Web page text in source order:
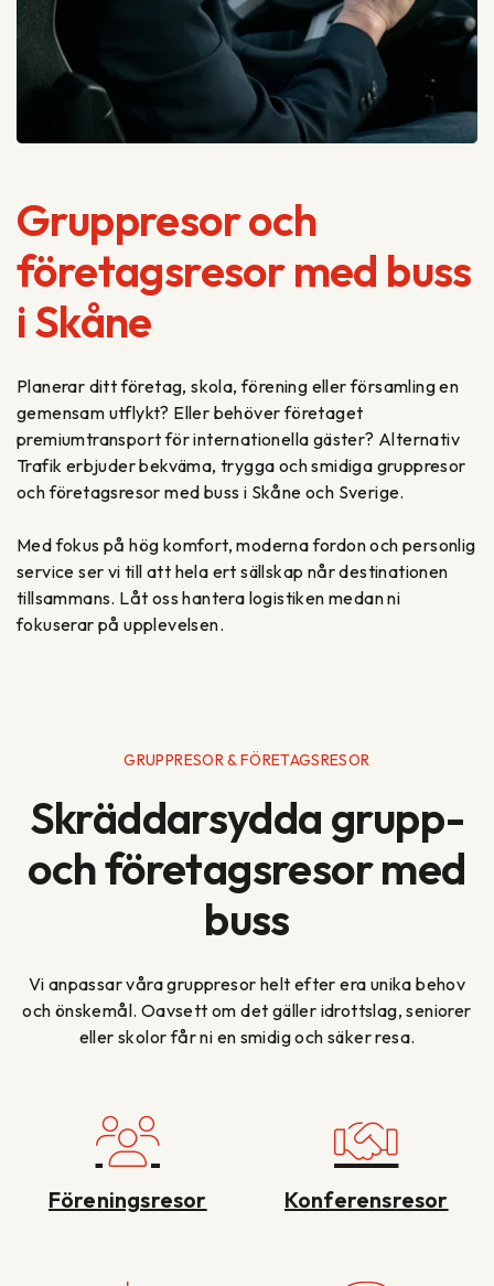
Gruppresor och
företagsresor med buss
i Skåne
Planerar ditt företag, skola, förening eller församling en
gemensam utflykt? Eller behöver företaget
premiumtransport för internationella gäster? Alternativ
Trafik erbjuder bekväma, trygga och smidiga gruppresor
och företagsresor med buss i Skåne och Sverige.
Med fokus på hög komfort, moderna fordon och personlig
service ser vi till att hela ert sällskap når destinationen
tillsammans. Låt oss hantera logistiken medan ni
fokuserar på upplevelsen.
GRUPPRESOR & FÖRETAGSRESOR
Skräddarsydda grupp-
och företagsresor med
buss
Vi anpassar våra gruppresor helt efter era unika behov
och önskemål. Oavsett om det gäller idrottslag, seniorer
eller skolor får ni en smidig och säker resa.
Föreningsresor Konferensresor